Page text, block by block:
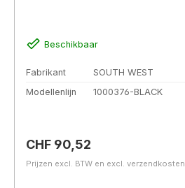
Beschikbaar
Fabrikant
SOUTH WEST
Modellenlijn
1000376-BLACK
Normale prijs:
CHF 90,52
Prijzen excl. BTW en excl. verzendkosten